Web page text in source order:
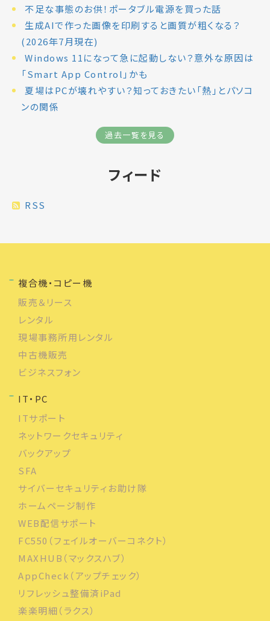
不足な事態のお供！ポータブル電源を買った話
生成AIで作った画像を印刷すると画質が粗くなる？
(2026年7月現在)
Windows 11になって急に起動しない？意外な原因は
「Smart App Control」かも
夏場はPCが壊れやすい？知っておきたい「熱」とパソコ
ンの関係
過去一覧を見る
フィード
RSS
複合機・コピー機
販売＆リース
レンタル
現場事務所用レンタル
中古機販売
ビジネスフォン
IT・PC
ITサポート
ネットワークセキュリティ
バックアップ
SFA
サイバーセキュリティお助け隊
ホームページ制作
WEB配信サポート
FC550（フェイルオーバーコネクト）
MAXHUB（マックスハブ）
AppCheck（アップチェック）
リフレッシュ整備済iPad
楽楽明細（ラクス）